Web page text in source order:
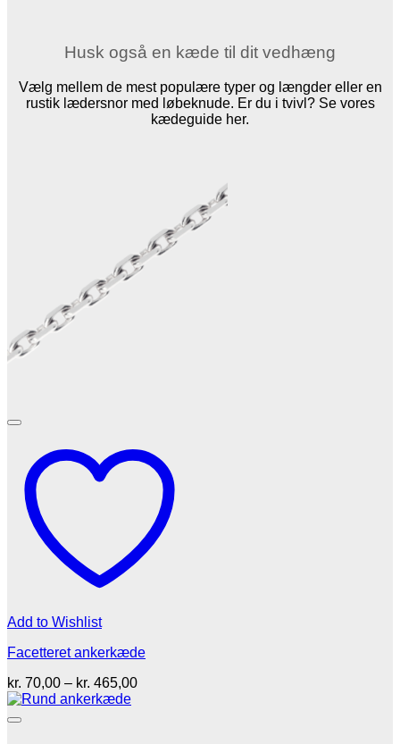
Husk også en kæde til dit vedhæng
Vælg mellem de mest populære typer og længder eller en
rustik lædersnor med løbeknude. Er du i tvivl? Se vores
kædeguide her.
Add to Wishlist
Facetteret ankerkæde
kr. 70,00 – kr. 465,00Prisinterval: